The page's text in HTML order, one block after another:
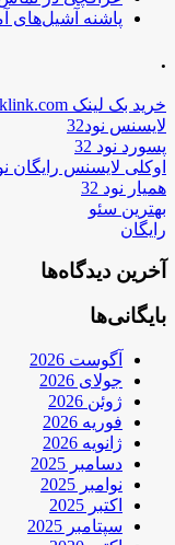
پاشنه آشیل‌های
.
خرید بک لینک behtarinbacklink.com
لایسنس نود32
پسورد نود 32
اوکلی لایسنس رایگان نود
همیار نود 32
بهترین سئو
رایگان
آخرین دیدگاه‌ها
بایگانی‌ها
آگوست 2026
جولای 2026
ژوئن 2026
فوریه 2026
ژانویه 2026
دسامبر 2025
نوامبر 2025
اکتبر 2025
سپتامبر 2025